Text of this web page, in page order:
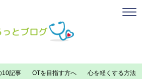
10記事 OTを目指す方へ 心を軽くする方法